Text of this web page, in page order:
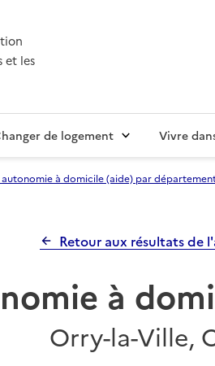
et les
de logement Vivre
autonomie à domicile (aide) par
Retour aux résultats de
à
Orry-la-Ville,